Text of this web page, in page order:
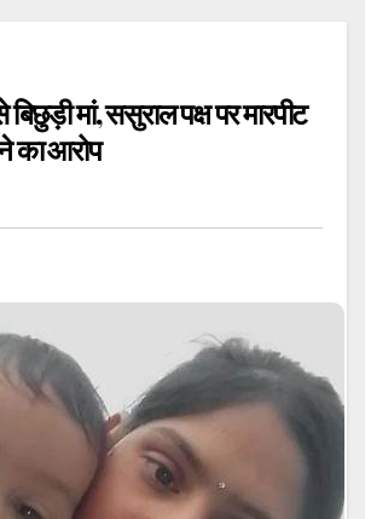
मां, ससुराल पक्ष पर मारपीट
का आरोप